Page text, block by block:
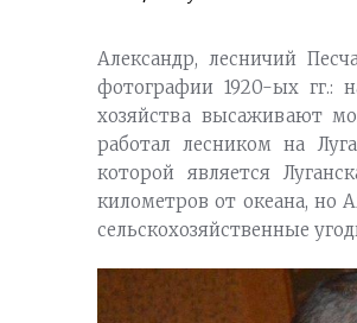
Александр, лесничий
фотографии 1920-ых гг.:
хозяйства высаживают
работал лесником на
которой является
километров от океана, но
сельскохозяйственные